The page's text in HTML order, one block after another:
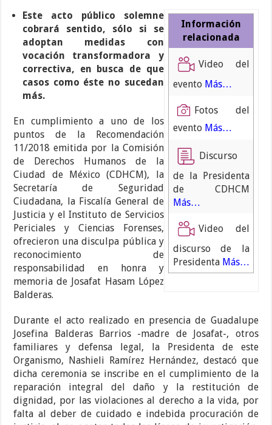
Información
relacionada
Video del
eventoMás…
Fotos del
evento Más…
Discurso
de la Presidenta
de CDHCM
Más…
Video del
discurso de la
PresidentaMás…
Este acto público solemne
cobrará sentido, sólo si se
adoptan medidas con
vocación transformadora y
correctiva, en busca de que
casos como éste no sucedan
más.
En cumplimiento a uno de los
puntos de la Recomendación
11/2018 emitida por la Comisión
de Derechos Humanos de la
Ciudad de México (CDHCM), la
Secretaría de Seguridad
Ciudadana, la Fiscalía General de
Justicia y el Instituto de Servicios
Periciales y Ciencias Forenses,
ofrecieron una disculpa pública y
reconocimiento de
responsabilidad en honra y
memoria de Josafat Hasam López
Balderas.
Durante el acto realizado en presencia de Guadalupe
Josefina Balderas Barrios -madre de Josafat-, otros
familiares y defensa legal, la Presidenta de este
Organismo, Nashieli Ramírez Hernández, destacó que
dicha ceremonia se inscribe en el cumplimiento de la
reparación integral del daño y la restitución de
dignidad, por las violaciones al derecho a la vida, por
falta al deber de cuidado e indebida procuración de